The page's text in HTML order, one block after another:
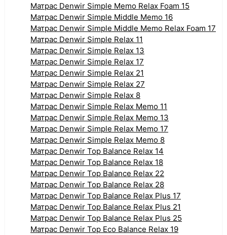
Матрас Denwir Simple Memo Relax Foam 15
Матрас Denwir Simple Middle Memo 16
Матрас Denwir Simple Middle Memo Relax Foam 17
Матрас Denwir Simple Relax 11
Матрас Denwir Simple Relax 13
Матрас Denwir Simple Relax 17
Матрас Denwir Simple Relax 21
Матрас Denwir Simple Relax 27
Матрас Denwir Simple Relax 8
Матрас Denwir Simple Relax Memo 11
Матрас Denwir Simple Relax Memo 13
Матрас Denwir Simple Relax Memo 17
Матрас Denwir Simple Relax Memo 8
Матрас Denwir Top Balance Relax 14
Матрас Denwir Top Balance Relax 18
Матрас Denwir Top Balance Relax 22
Матрас Denwir Top Balance Relax 28
Матрас Denwir Top Balance Relax Plus 17
Матрас Denwir Top Balance Relax Plus 21
Матрас Denwir Top Balance Relax Plus 25
Матрас Denwir Top Eco Balance Relax 19